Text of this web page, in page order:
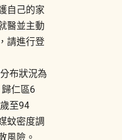
自己的家
醫並主動
請進行登
布狀況為
仁區6
至94
蚊密度調
風險。